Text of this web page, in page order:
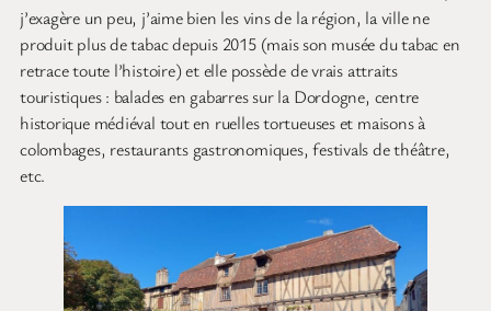
j’exagère un peu, j’aime bien les vins de la région, la ville ne
produit plus de tabac depuis 2015 (mais son musée du tabac en
retrace toute l’histoire) et elle possède de vrais attraits
touristiques : balades en gabarres sur la Dordogne, centre
historique médiéval tout en ruelles tortueuses et maisons à
colombages, restaurants gastronomiques, festivals de théâtre,
etc.